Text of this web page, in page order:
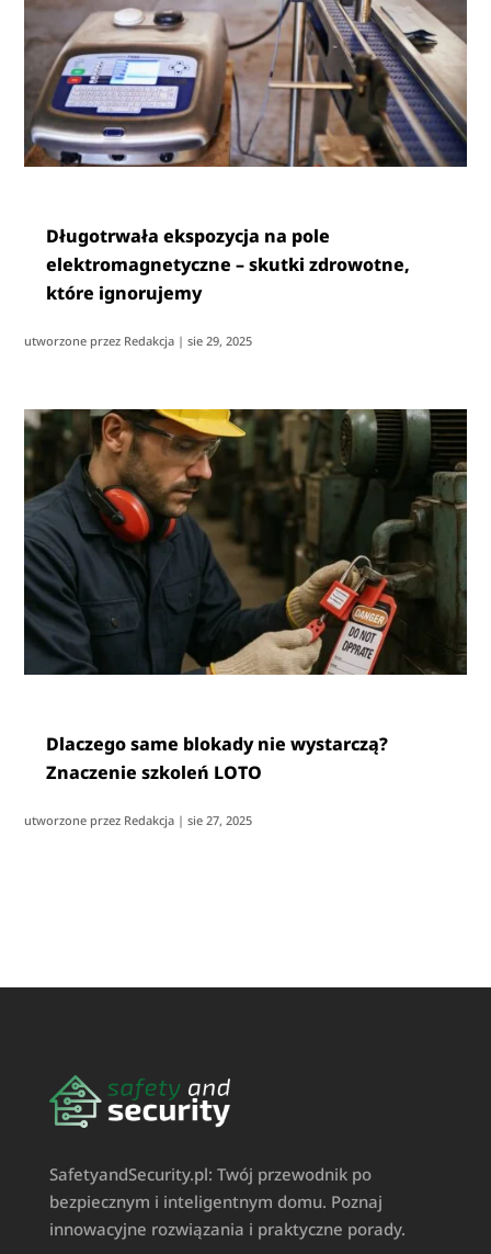
Długotrwała ekspozycja na pole
elektromagnetyczne – skutki zdrowotne,
które ignorujemy
utworzone przez Redakcja |sie 29, 2025
Dlaczego same blokady nie wystarczą?
Znaczenie szkoleń LOTO
utworzone przez Redakcja |sie 27, 2025
SafetyandSecurity.pl: Twój przewodnik po
bezpiecznym i inteligentnym domu. Poznaj
innowacyjne rozwiązania i praktyczne porady.